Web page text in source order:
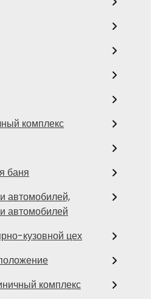
комплекс
баня
автомобилей,
автомобилей
кузовной цех
комплекс